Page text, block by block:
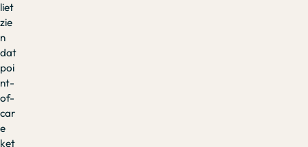
liet
zie
n
dat
poi
nt-
of-
car
e
ket